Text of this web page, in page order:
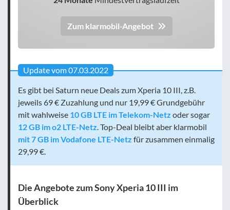
Zum klarmobil-Angebot
Update vom 07.03.2022
Es gibt bei Saturn neue Deals zum Xperia 10 III, z.B.
jeweils 69 € Zuzahlung und nur 19,99 € Grundgebühr
mit wahlweise 10 GB LTE im Telekom-Netz oder sogar
12 GB im o2 LTE-Netz. Top-Deal bleibt aber klarmobil
mit 7 GB im Vodafone LTE-Netz für zusammen einmalig
29,99 €.
Die Angebote zum Sony Xperia 10 III im
Überblick